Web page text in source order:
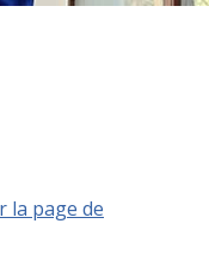
la page de